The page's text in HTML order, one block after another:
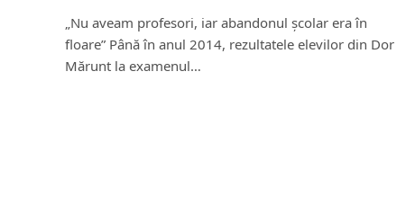
„Nu aveam profesori, iar abandonul școlar era în
floare” Până în anul 2014, rezultatele elevilor din Dor
Mărunt la examenul…